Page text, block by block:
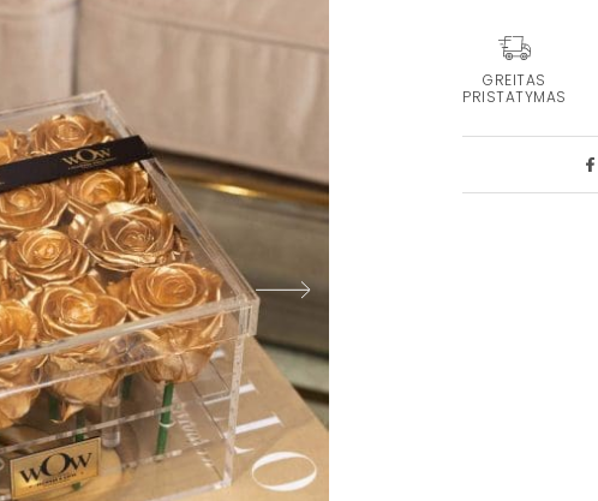
GREITAS
PRISTATYMAS